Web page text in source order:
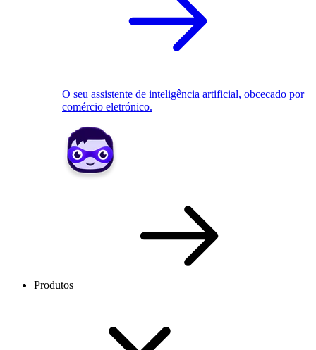
O seu assistente de inteligência artificial, obcecado por
comércio eletrónico.
Produtos